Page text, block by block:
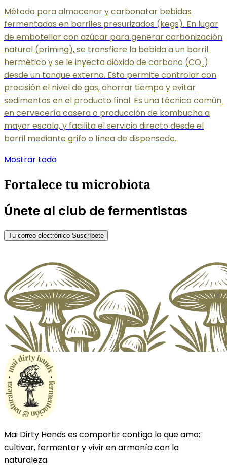
Método para almacenar y carbonatar bebidas
fermentadas en barriles presurizados (kegs). En lugar
de embotellar con azúcar para generar carbonización
natural (priming), se transfiere la bebida a un barril
hermético y se le inyecta dióxido de carbono (CO₂)
desde un tanque externo. Esto permite controlar con
precisión el nivel de gas, ahorrar tiempo y evitar
sedimentos en el producto final. Es una técnica común
en cervecería casera o producción de kombucha a
mayor escala, y facilita el servicio directo desde el
barril mediante grifo o línea de dispensado.
Mostrar todo
Fortalece tu microbiota
Únete al club de fermentistas
Tu correo electrónico Suscríbete
Mai Dirty Hands es compartir contigo lo que amo:
cultivar, fermentar y vivir en armonía con la
naturaleza.